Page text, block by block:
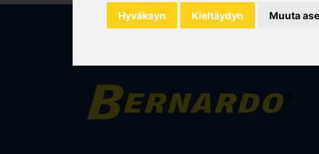
Hyväksyn Kieltäydyn Muuta